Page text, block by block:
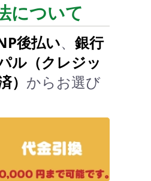
について
後払い、 銀行
ル（クレジッ
） からお選び